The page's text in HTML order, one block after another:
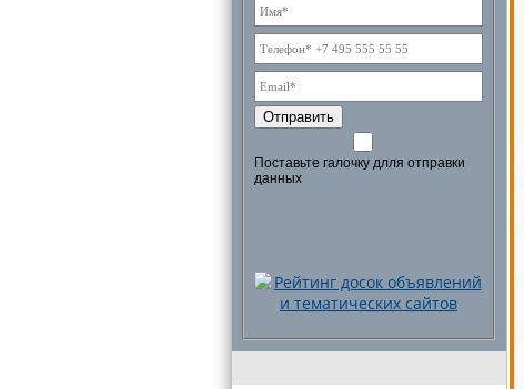
Отправить
Поставьте галочку длля отправки
данных